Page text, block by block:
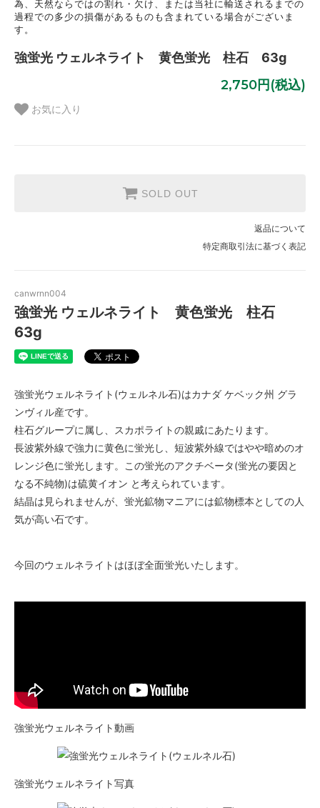
為、天然ならではの割れ・欠け、または当社に輸送されるまでの
過程での多少の損傷があるものも含まれている場合がございま
す。
強蛍光 ウェルネライト 黄色蛍光 柱石 63g
2,750円(税込)
お気に入り
SOLD OUT
返品について
特定商取引法に基づく表記
canwrnn004
強蛍光 ウェルネライト 黄色蛍光 柱石
63g
強蛍光ウェルネライト(ウェルネル石)はカナダ ケベック州 グラ
ンヴィル産です。
柱石グループに属し、スカポライトの親戚にあたります。
長波紫外線で強力に黄色に蛍光し、短波紫外線ではやや暗めのオ
レンジ色に蛍光します。この蛍光のアクチベータ(蛍光の要因と
なる不純物)は硫黄イオン と考えられています。
結晶は見られませんが、蛍光鉱物マニアには鉱物標本としての人
気が高い石です。
今回のウェルネライトはほぼ全面蛍光いたします。
強蛍光ウェルネライト動画
強蛍光ウェルネライト写真